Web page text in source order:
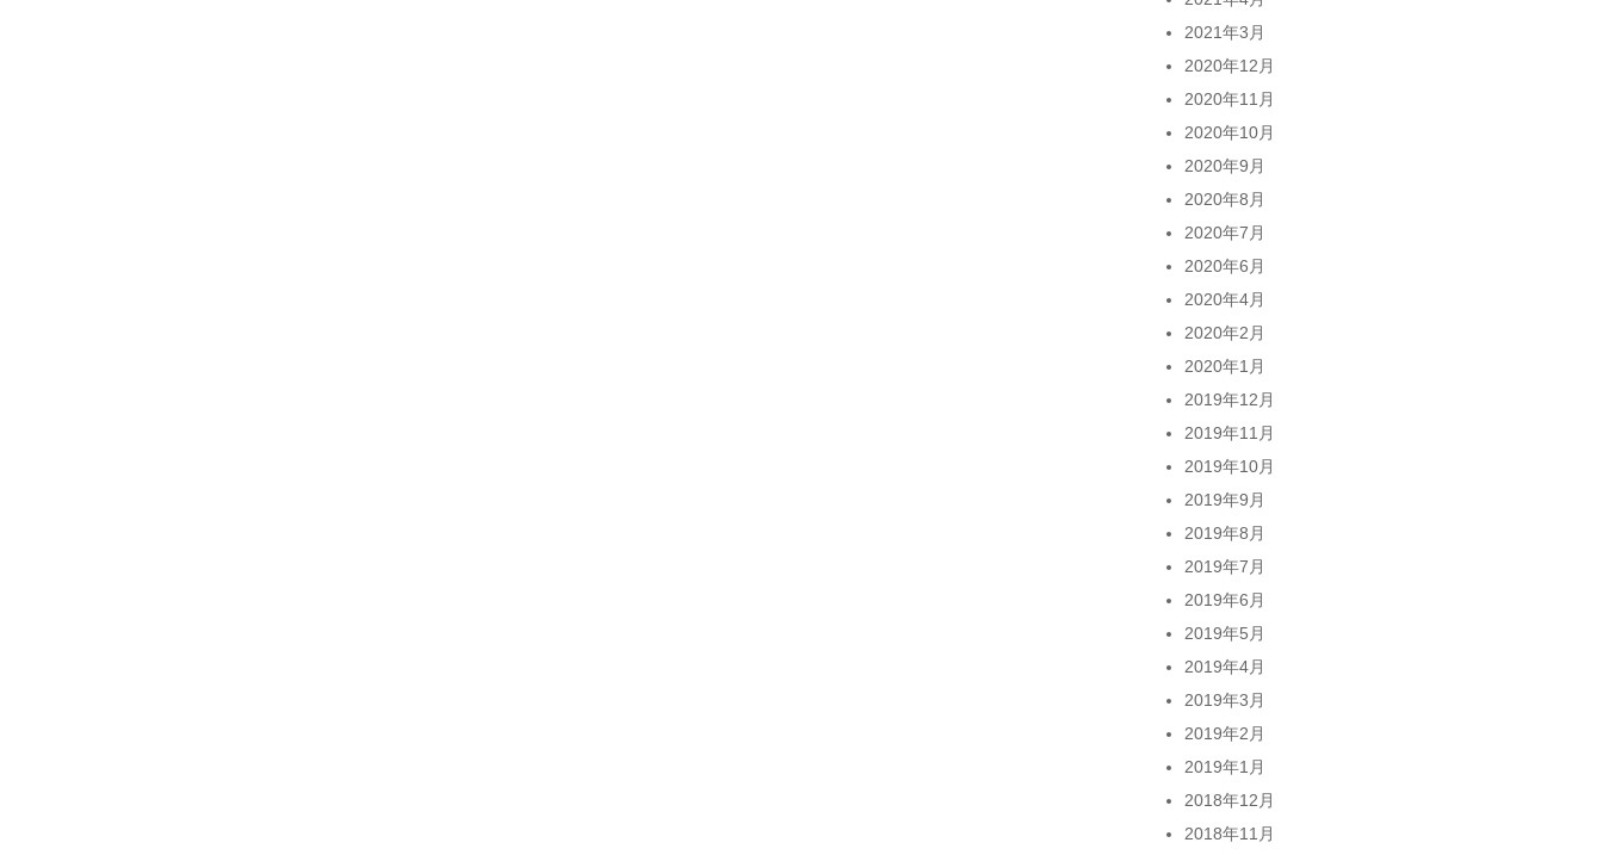
2021年3月
2020年12月
2020年11月
2020年10月
2020年9月
2020年8月
2020年7月
2020年6月
2020年4月
2020年2月
2020年1月
2019年12月
2019年11月
2019年10月
2019年9月
2019年8月
2019年7月
2019年6月
2019年5月
2019年4月
2019年3月
2019年2月
2019年1月
2018年12月
2018年11月